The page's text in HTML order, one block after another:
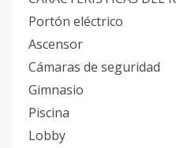
Portón eléctrico
Ascensor
Cámaras de seguridad
Gimnasio
Piscina
Lobby